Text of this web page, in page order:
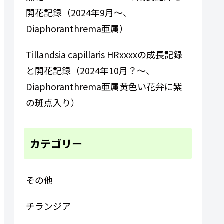
開花記録（2024年9月～、
Diaphoranthrema亜属）
Tillandsia capillaris HRxxxxの成長記録
と開花記録（2024年10月？～、
Diaphoranthrema亜属黄色い花弁に紫
の斑点入り）
カテゴリー
その他
チランジア